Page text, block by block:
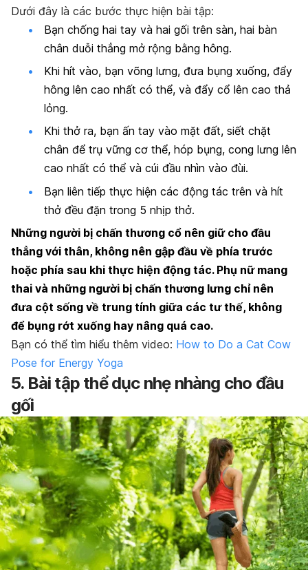
Dưới đây là các bước thực hiện bài tập:
Bạn chống hai tay và hai gối trên sàn, hai bàn
chân duỗi thẳng mở rộng bằng hông.
Khi hít vào, bạn võng lưng, đưa bụng xuống, đẩy
hông lên cao nhất có thể, và đẩy cổ lên cao thả
lỏng.
Khi thở ra, bạn ấn tay vào mặt đất, siết chặt
chân để trụ vững cơ thể, hóp bụng, cong lưng lên
cao nhất có thể và cúi đầu nhìn vào đùi.
Bạn liên tiếp thực hiện các động tác trên và hít
thở đều đặn trong 5 nhịp thở.
Những người bị chấn thương cổ nên giữ cho đầu
thẳng với thân, không nên gập đầu về phía trước
hoặc phía sau khi thực hiện động tác. Phụ nữ mang
thai và những người bị chấn thương lưng chỉ nên
đưa cột sống về trung tính giữa các tư thế, không
để bụng rớt xuống hay nâng quá cao.
Bạn có thể tìm hiểu thêm video: How to Do a Cat Cow
Pose for Energy Yoga
5. Bài tập thể dục nhẹ nhàng cho đầu
gối